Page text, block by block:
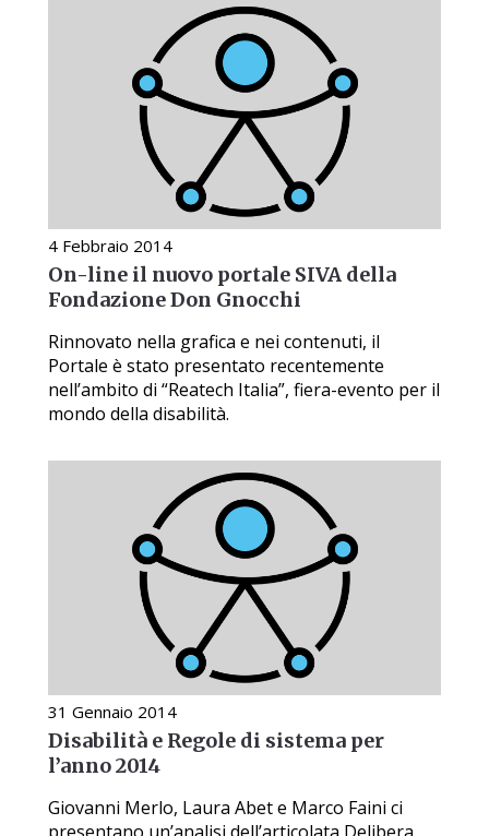
4 Febbraio 2014
On-line il nuovo portale SIVA della
Fondazione Don Gnocchi
Rinnovato nella grafica e nei contenuti, il
Portale è stato presentato recentemente
nell’ambito di “Reatech Italia”, fiera-evento per il
mondo della disabilità.
31 Gennaio 2014
Disabilità e Regole di sistema per
l’anno 2014
Giovanni Merlo, Laura Abet e Marco Faini ci